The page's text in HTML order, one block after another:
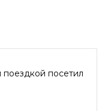
посетил